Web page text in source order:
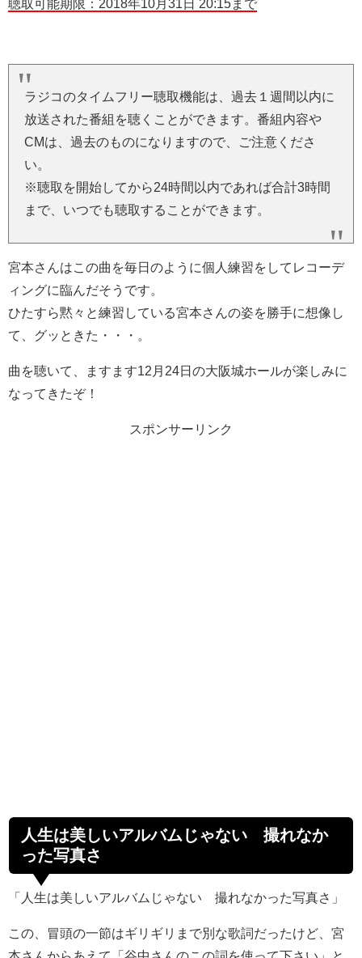
聴取可能期限：2018年10月31日 20:15まで
ラジコのタイムフリー聴取機能は、過去１週間以内に
放送された番組を聴くことができます。番組内容や
CMは、過去のものになりますので、ご注意くださ
い。
※聴取を開始してから24時間以内であれば合計3時間
まで、いつでも聴取することができます。
宮本さんはこの曲を毎日のように個人練習をしてレコーデ
ィングに臨んだそうです。
ひたすら黙々と練習している宮本さんの姿を勝手に想像し
て、グッときた・・・。
曲を聴いて、ますます12月24日の大阪城ホールが楽しみに
なってきたぞ！
スポンサーリンク
人生は美しいアルバムじゃない 撮れなか
った写真さ
「人生は美しいアルバムじゃない 撮れなかった写真さ」
この、冒頭の一節はギリギリまで別な歌詞だったけど、宮